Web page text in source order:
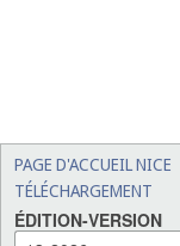
PAGE D'ACCUEIL NICE
TÉLÉCHARGEMENT
ÉDITION-VERSION